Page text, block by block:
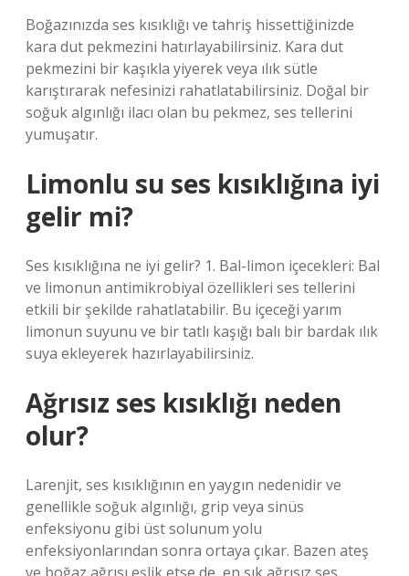
Boğazınızda ses kısıklığı ve tahriş hissettiğinizde
kara dut pekmezini hatırlayabilirsiniz. Kara dut
pekmezini bir kaşıkla yiyerek veya ılık sütle
karıştırarak nefesinizi rahatlatabilirsiniz. Doğal bir
soğuk algınlığı ilacı olan bu pekmez, ses tellerini
yumuşatır.
Limonlu su ses kısıklığına iyi
gelir mi?
Ses kısıklığına ne iyi gelir? 1. Bal-limon içecekleri: Bal
ve limonun antimikrobiyal özellikleri ses tellerini
etkili bir şekilde rahatlatabilir. Bu içeceği yarım
limonun suyunu ve bir tatlı kaşığı balı bir bardak ılık
suya ekleyerek hazırlayabilirsiniz.
Ağrısız ses kısıklığı neden
olur?
Larenjit, ses kısıklığının en yaygın nedenidir ve
genellikle soğuk algınlığı, grip veya sinüs
enfeksiyonu gibi üst solunum yolu
enfeksiyonlarından sonra ortaya çıkar. Bazen ateş